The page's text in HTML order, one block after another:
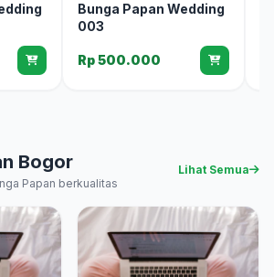
Bunga Papan Wedding
003
Rp 500.000
Bogor
Papan berkualitas
Lihat Semua